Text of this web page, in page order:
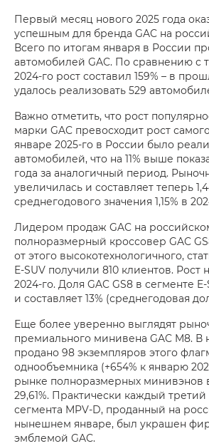
Первый месяц нового 2025 года
успешным для бренда GAC на
Всего по итогам января в России
автомобилей GAC. По сравнению с
2024‑го рост составил 159% – в
удалось реализовать 529
Важно отметить, что рост
марки GAC превосходит рост
январе 2025‑го в России было
автомобилей, что на 11% выше
года за аналогичный период.
увеличилась и составляет теперь
среднегодового значения 1,15% в
Лидером продаж GAC на
полноразмерный кроссовер GAC
от этого высокотехнологичного,
E‑SUV получили 810 клиентов. Рост
2024‑го. Доля GAC GS8 в сегменте
и составляет 13% (среднегодовая
Еще более уверенно выглядят
премиального минивена GAC M8.
продано 98 экземпляров этого
однообъемника (+654% к январю
рынке полноразмерных минивэнов
29,61%. Практически каждый
сегмента MPV‑D, проданный на
нынешнем январе, был украшен
эмблемой GAC.